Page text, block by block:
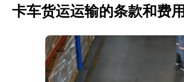
卡车货运运输的条款和费用